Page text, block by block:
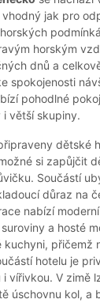
jak pro
horským
dnů a
spokojenosti
pohodlné
větší skupiny.
dětské
si zapůjčit
Součástí
důraz na
nabízí
a hosté
přičemž
hotelu je
i vířivkou. V zimě
úschovnu kol, a